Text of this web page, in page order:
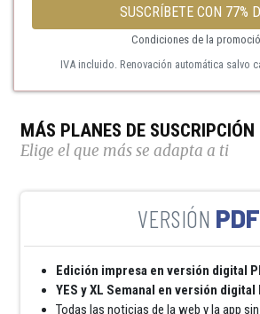
SUSCRÍBETE CON 77%
Condiciones de la
IVA incluido. Renovación automática salvo
MÁS PLANES DE SUSCRIPCIÓN
Elige el que más se adapta a ti
PDF
Edición impresa en versión digital
YES y XL Semanal en versión digital
Todas las noticias de la web y la app